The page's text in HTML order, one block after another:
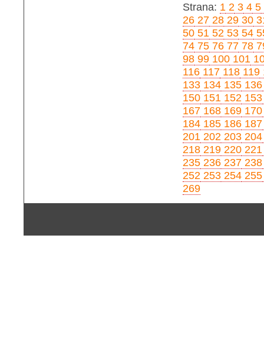
Strana: 1 2 3 4 5
26 27 28 29 30
50 51 52 53 54
74 75 76 77 78
98 99 100 101
116 117 118 119
133 134 135 136
150 151 152 153
167 168 169 170
184 185 186 187
201 202 203 204
218 219 220 221
235 236 237 238
252 253 254 255
269